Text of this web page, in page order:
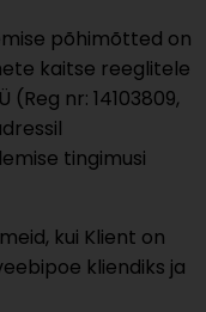
põhimõtted on
kaitse reeglitele
nr: 14103809,
tingimusi
kui Klient on
kliendiks ja